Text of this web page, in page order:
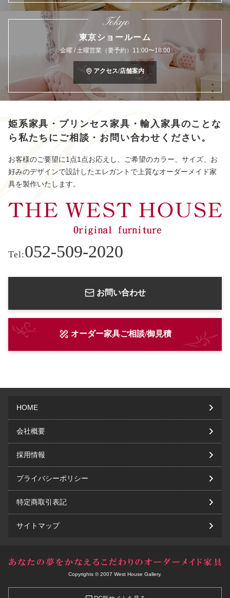
Tokyo
東京ショールーム
金曜 / 土曜営業（要予約）11:00〜18:00
アクセス/店舗案内
姫系家具・プリンセス家具・輸入家具のことな
ら 私たちにご相談・お問い合わせください。
お客様のご要望に1点1点お応えし、ご希望のカラー、サイズ、お
好みのデザインで設計したエレガントで上質なオーダーメイド家
具を製作いたします。
Tel:052-509-2020
お問い合わせ
オーダー家具ご相談/御見積
HOME
会社概要
採用情報
プライバシーポリシー
特定商取引表記
サイトマップ
Copyrights © 2007 West House Gallery.